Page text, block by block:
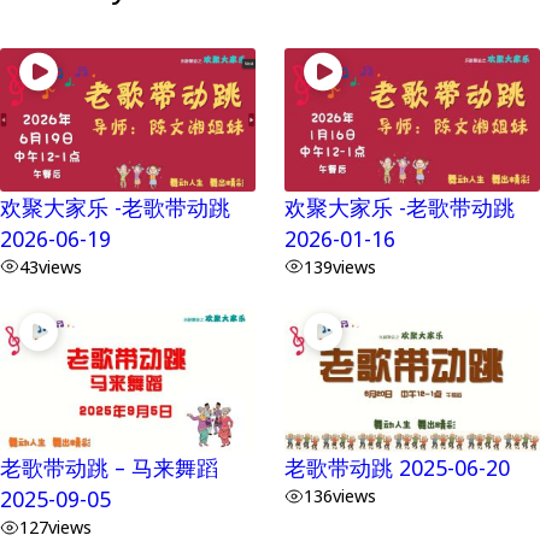
欢聚大家乐 -老歌带动跳
2026-06-19
43views
欢聚大家乐 -老歌带动跳
2026-01-16
139views
老歌带动跳 – 马来舞蹈
2025-09-05
127views
老歌带动跳 2025-06-20
136views